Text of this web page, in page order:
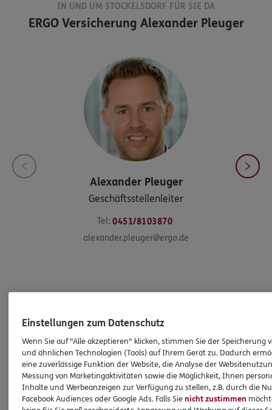
IN UND UM STOCKELSDORF FÜR SIE DA
ERGO Versicherung Alexander Pleuger
Alexander Pleuger
Geschäftsstellenleiter
Tel: 0451/8103870
alexander.pleuger@ergo.de
Produkte
Zahnversicherungen
Kfz-Versicherung
Krankenversicherung
Einstellungen zum Datenschutz
Wenn Sie auf "Alle akzeptieren" klicken, stimmen Sie der Speicherung
und ähnlichen Technologien (Tools) auf Ihrem Gerät zu. Dadurch
eine zuverlässige Funktion der Website, die Analyse der
Messung von Marketingaktivitäten sowie die Möglichkeit, Ihnen
Inhalte und Werbeanzeigen zur Verfügung zu stellen, z.B. durch die
Facebook Audiences oder Google Ads. Falls Sienicht zustimmen